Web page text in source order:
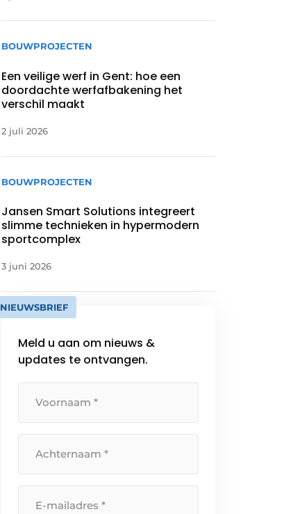
BOUWPROJECTEN
Een veilige werf in Gent: hoe een
doordachte werfafbakening het
verschil maakt
2 juli 2026
BOUWPROJECTEN
Jansen Smart Solutions integreert
slimme technieken in hypermodern
sportcomplex
3 juni 2026
NIEUWSBRIEF
Meld u aan om nieuws &
updates te ontvangen.